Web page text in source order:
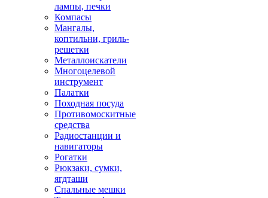
лампы, печки
Компасы
Мангалы,
коптильни, гриль-
решетки
Металлоискатели
Многоцелевой
инструмент
Палатки
Походная посуда
Противомоскитные
средства
Радиостанции и
навигаторы
Рогатки
Рюкзаки, сумки,
ягдташи
Спальные мешки